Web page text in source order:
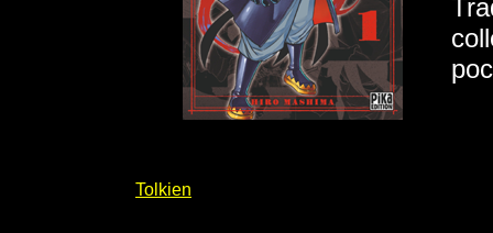
Tolkien